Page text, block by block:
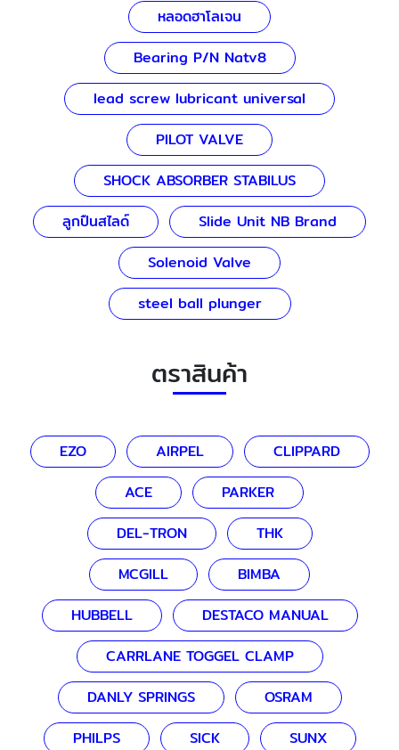
หลอดฮาโลเจน
Bearing P/N Natv8
lead screw lubricant universal
PILOT VALVE
SHOCK ABSORBER STABILUS
ลูกปืนสไลด์
Slide Unit NB Brand
Solenoid Valve
steel ball plunger
ตราสินค้า
EZO AIRPEL
CLIPPARD
ACE
PARKER
DEL-TRON
THK
MCGILL
BIMBA
HUBBELL
DESTACO MANUAL
CARRLANE TOGGEL CLAMP
DANLY SPRINGS
OSRAM
PHILPS
SICK
SUNX